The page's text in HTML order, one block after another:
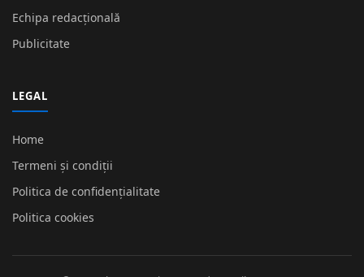
Echipa redacțională
Publicitate
LEGAL
Home
Termeni și condiții
Politica de confidențialitate
Politica cookies